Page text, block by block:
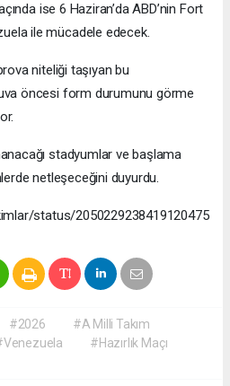
ise 6 Haziran’da ABD’nin Fort
ile mücadele edecek.
niteliği taşıyan bu
öncesi form durumunu görme
stadyumlar ve başlama
netleşeceğini duyurdu.
status/2050229238419120475
#2026
#A Milli Takım
#Hazırlık Maçı